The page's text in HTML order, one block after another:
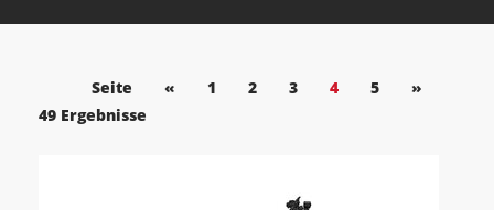
Seite « 1 2 3 4 5
»
49 Ergebnisse